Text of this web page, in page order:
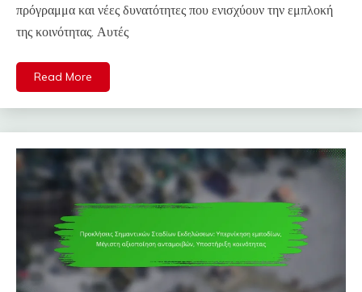
πρόγραμμα και νέες δυνατότητες που ενισχύουν την εμπλοκή
της κοινότητας. Αυτές
Read More